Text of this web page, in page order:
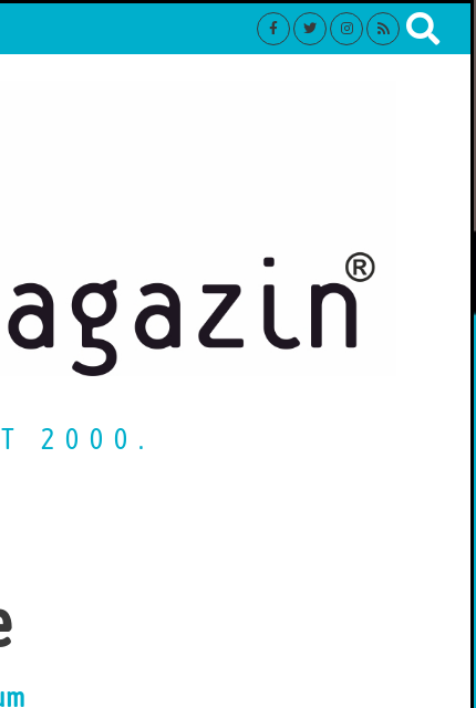
2000.